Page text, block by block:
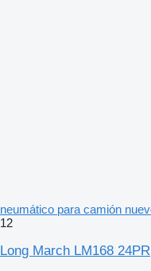
neumático para camión
12
Long March LM168